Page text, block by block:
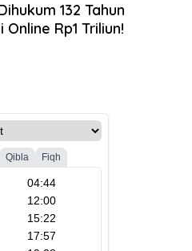
132 Tahun
Rp1 Triliun!